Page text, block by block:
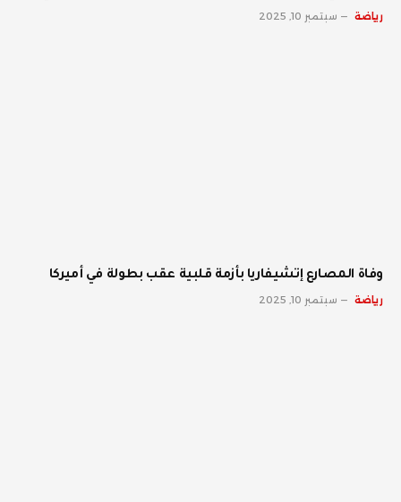
رياضة سبتمبر 10, 2025
وفاة المصارع إتشيفاريا بأزمة قلبية عقب بطولة في أميركا
رياضة سبتمبر 10, 2025